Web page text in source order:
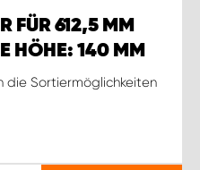
FÜR 612,5 MM
HÖHE: 140 MM
die Sortiermöglichkeiten